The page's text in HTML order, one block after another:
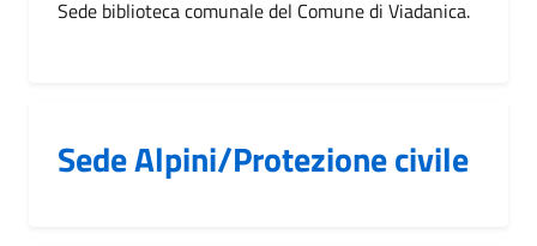
Sede biblioteca comunale del Comune di Viadanica.
Sede Alpini/Protezione civile